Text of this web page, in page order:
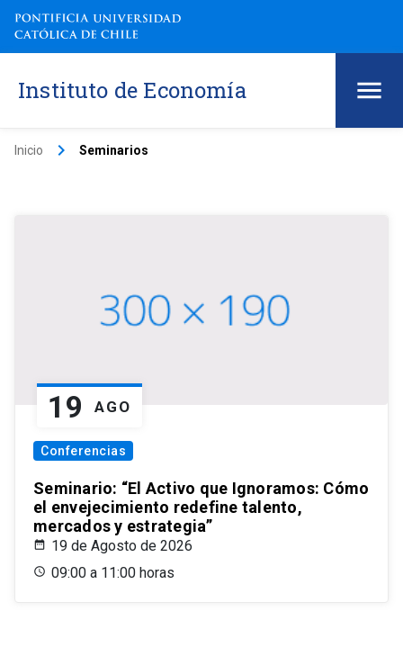
Instituto de Economía
Inicio keyboard_arrow_right Seminarios
19 AGO
Conferencias
Seminario: “El Activo que Ignoramos: Cómo
el envejecimiento redefine talento,
mercados y estrategia”
19 de Agosto de 2026
09:00 a 11:00 horas